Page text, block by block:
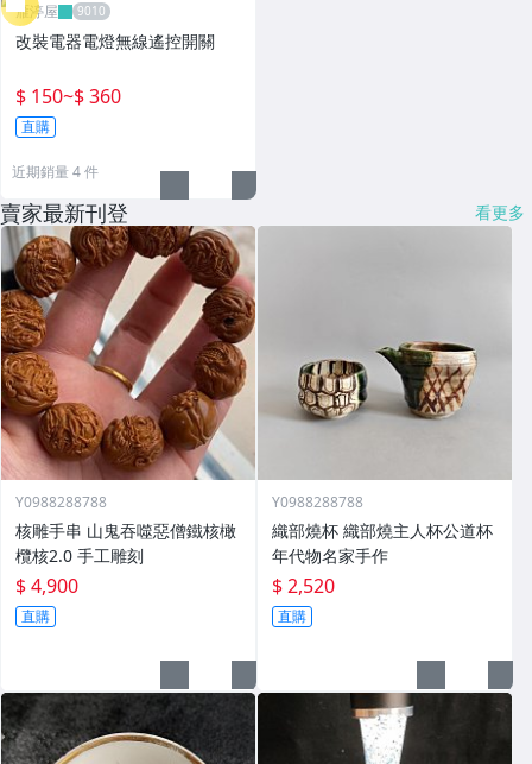
雁渟屋
改裝電器電燈無線遙控開關
$ 150~$ 360
直購
近期銷量 4 件
賣家最新刊登 看更多
Y0988288788
核雕手串 山鬼吞噬惡僧鐵核橄
欖核2.0 手工雕刻
$ 4,900
直購
Y0988288788
織部燒杯 織部燒主人杯公道杯
年代物名家手作
$ 2,520
直購